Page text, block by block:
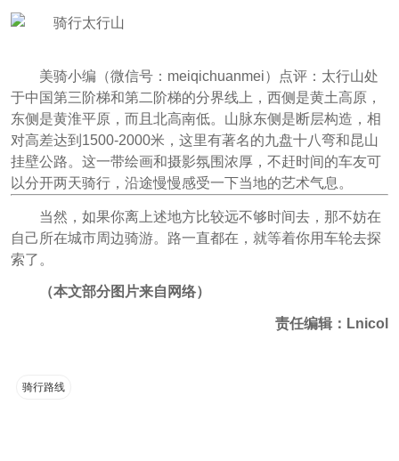
美骑小编（微信号：meiqichuanmei）点评： 太行山处
于中国第三阶梯和第二阶梯的分界线上，西侧是黄土高原，
东侧是黄淮平原，而且北高南低。山脉东侧是断层构造，相
对高差达到1500-2000米，这里有著名的九盘十八弯和昆山
挂壁公路。这一带绘画和摄影氛围浓厚，不赶时间的车友可
以分开两天骑行，沿途慢慢感受一下当地的艺术气息。
当然，如果你离上述地方比较远不够时间去，那不妨在
自己所在城市周边骑游。路一直都在，就等着你用车轮去探
索了。
（本文部分图片来自网络）
责任编辑：Lnicol
骑行路线